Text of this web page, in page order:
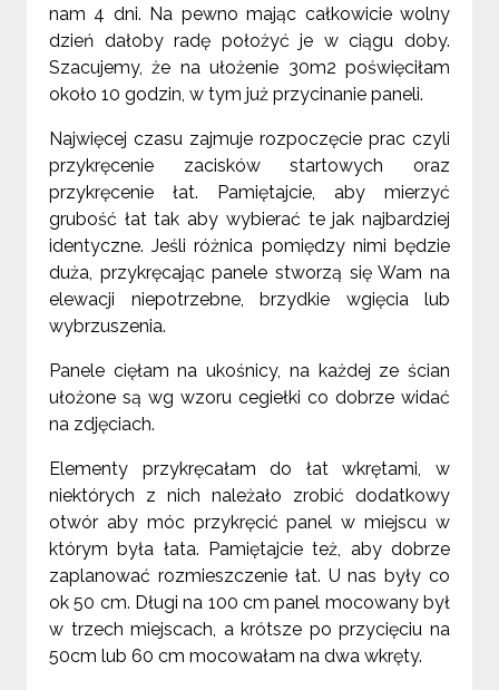
nam 4 dni. Na pewno mając całkowicie wolny
dzień dałoby radę położyć je w ciągu doby.
Szacujemy, że na ułożenie 30m2 poświęciłam
około 10 godzin, w tym już przycinanie paneli.
Najwięcej czasu zajmuje rozpoczęcie prac czyli
przykręcenie zacisków startowych oraz
przykręcenie łat. Pamiętajcie, aby mierzyć
grubość łat tak aby wybierać te jak najbardziej
identyczne. Jeśli różnica pomiędzy nimi będzie
duża, przykręcając panele stworzą się Wam na
elewacji niepotrzebne, brzydkie wgięcia lub
wybrzuszenia.
Panele cięłam na ukośnicy, na każdej ze ścian
ułożone są wg wzoru cegiełki co dobrze widać
na zdjęciach.
Elementy przykręcałam do łat wkrętami, w
niektórych z nich należało zrobić dodatkowy
otwór aby móc przykręcić panel w miejscu w
którym była łata. Pamiętajcie też, aby dobrze
zaplanować rozmieszczenie łat. U nas były co
ok 50 cm. Długi na 100 cm panel mocowany był
w trzech miejscach, a krótsze po przycięciu na
50cm lub 60 cm mocowałam na dwa wkręty.